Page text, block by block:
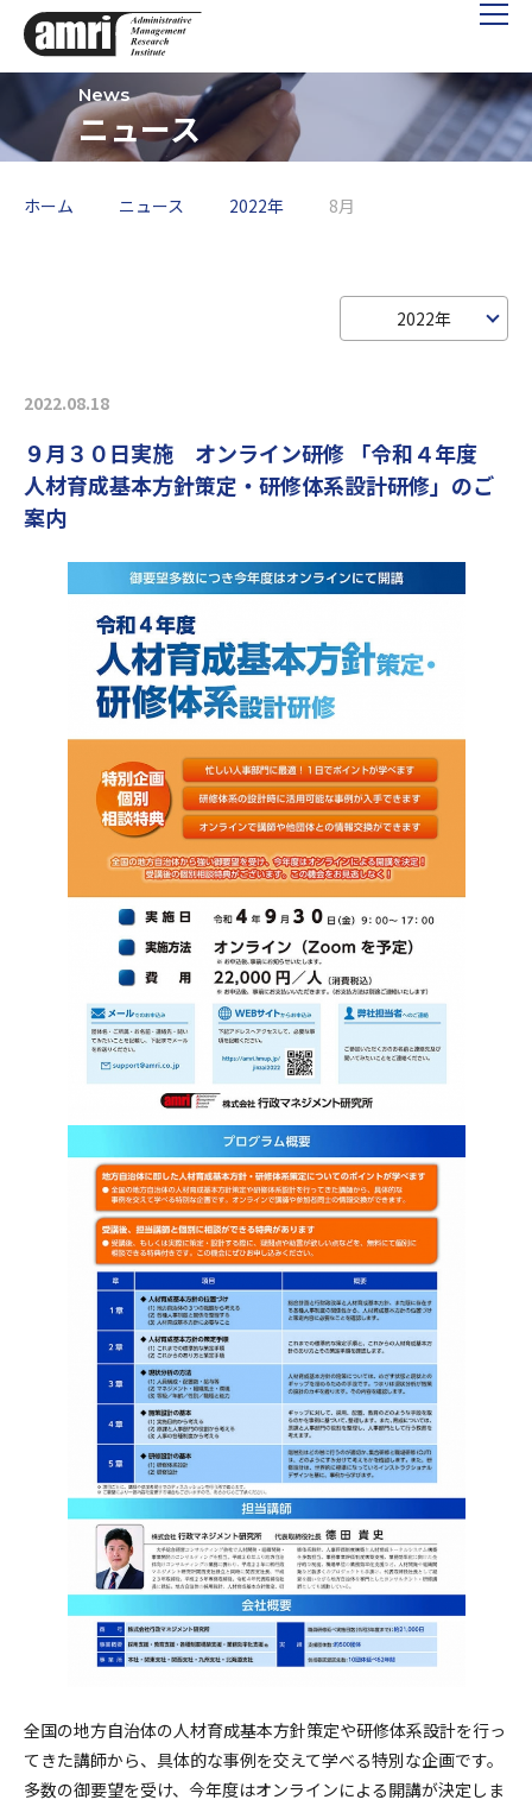
ニュース
ホーム ニュース 2022年 8月
2022年
2022.08.18
９月３０日実施 オンライン研修 「令和４年度
人材育成基本方針策定・研修体系設計研修」のご
案内
全国の地方自治体の人材育成基本方針策定や研修体系設計を行っ
てきた講師から、具体的な事例を交えて学べる特別な企画です。
多数の御要望を受け、今年度はオンラインによる開講が決定しま